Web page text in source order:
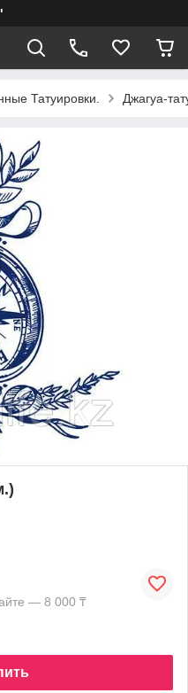
Татуировки. Джагуа-
— 8 000 ₸